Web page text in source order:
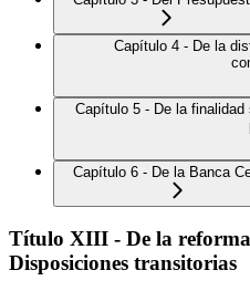
Capítulo 4 - De la
Capítulo 5 - De la
Capítulo 6 - De la Banca
Título XIII - De la
Disposiciones transitorias